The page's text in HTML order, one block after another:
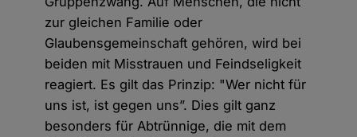
zur gleichen Familie oder
Glaubensgemeinschaft gehören, wird bei
beiden mit Misstrauen und Feindseligkeit
reagiert. Es gilt das Prinzip: "Wer nicht für
uns ist, ist gegen uns”. Dies gilt ganz
besonders für Abtrünnige, die mit dem